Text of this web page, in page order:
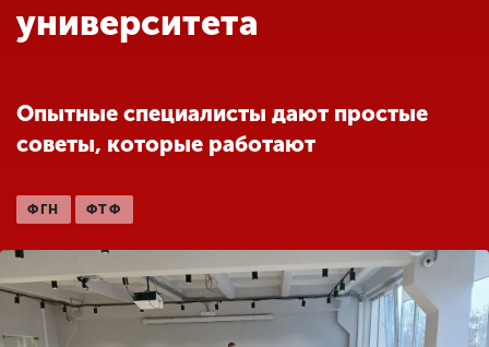
Другие виды
деятельности
Студенческая жизнь
Сведения об
образовательной
ENG SPN CHI
университета
Опытные специалисты дают простые
советы, которые работают
ФГН ФТФ